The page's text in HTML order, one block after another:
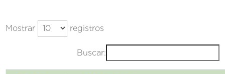
Mostrar registros
Buscar: